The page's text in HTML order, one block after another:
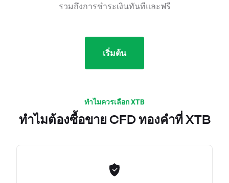
รวมถึงการชำระเงินทันทีและฟรี
เริ่มต้น
ทำไมควรเลือก XTB
ทำไมต้องซื้อขาย CFD ทองคำที่ XTB